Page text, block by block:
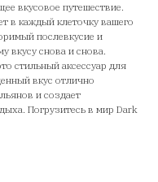
вкусовое путешествие.
в каждый клеточку вашего
послевкусие и
вкусу снова и снова.
стильный аксессуар для
вкус отлично
и создает
Погрузитесь в мир Dark